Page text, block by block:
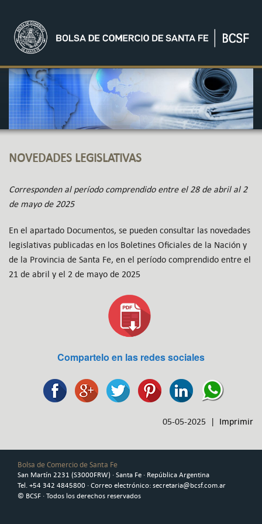
NOVEDADES LEGISLATIVAS
Corresponden al período comprendido entre el 28 de abril al 2
de mayo de 2025
En el apartado Documentos, se pueden consultar las novedades
legislativas publicadas en los Boletines Oficiales de la Nación y
de la Provincia de Santa Fe, en el período comprendido entre el
21 de abril y el 2 de mayo de 2025
Compartelo en las redes sociales
05-05-2025 | Imprimir
Bolsa de Comercio de Santa Fe
San Martín 2231 (S3000FRW) · Santa Fe · República Argentina
Tel. +54 342 4845800 · Correo electrónico: secretaria@bcsf.com.ar
© BCSF · Todos los derechos reservados